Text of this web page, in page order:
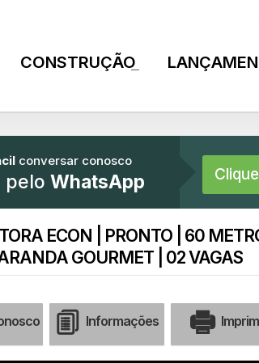
CONSTRUÇÃO
conversar conosco
pelo WhatsApp
ECON | PRONTO | 60
GOURMET | 02 VAGAS
Informações